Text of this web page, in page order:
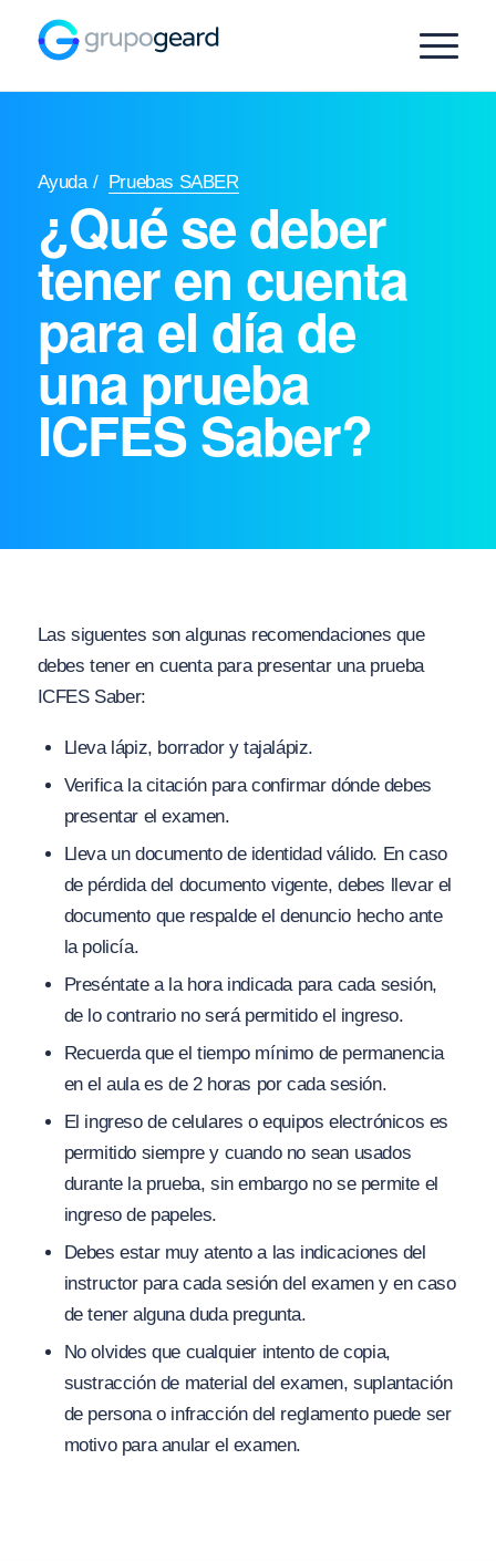
Ayuda / Pruebas SABER
¿Qué se deber
tener en cuenta
para el día de
una prueba
ICFES Saber?
Las siguentes son algunas recomendaciones que
debes tener en cuenta para presentar una prueba
ICFES Saber:
Lleva lápiz, borrador y tajalápiz.
Verifica la citación para confirmar dónde debes
presentar el examen.
Lleva un documento de identidad válido. En caso
de pérdida del documento vigente, debes llevar el
documento que respalde el denuncio hecho ante
la policía.
Preséntate a la hora indicada para cada sesión,
de lo contrario no será permitido el ingreso.
Recuerda que el tiempo mínimo de permanencia
en el aula es de 2 horas por cada sesión.
El ingreso de celulares o equipos electrónicos es
permitido siempre y cuando no sean usados
durante la prueba, sin embargo no se permite el
ingreso de papeles.
Debes estar muy atento a las indicaciones del
instructor para cada sesión del examen y en caso
de tener alguna duda pregunta.
No olvides que cualquier intento de copia,
sustracción de material del examen, suplantación
de persona o infracción del reglamento puede ser
motivo para anular el examen.